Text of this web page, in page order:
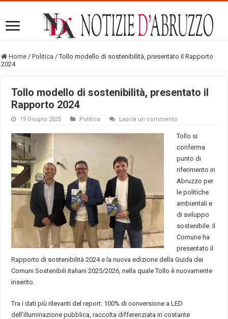
Home / Politica / Tollo modello di sostenibilità, presentato il Rapporto
2024
Tollo modello di sostenibilità, presentato il
Rapporto 2024
19 Giugno 2025 Politica Lascia un commento
Tollo si
conferma
punto di
riferimento in
Abruzzo per
le politiche
ambientali e
di sviluppo
sostenibile. Il
Comune ha
presentato il
Rapporto di sostenibilità 2024 e la nuova edizione della Guida dei
Comuni Sostenibili italiani 2025/2026, nella quale Tollo è nuovamente
inserito.
Tra i dati più rilevanti del report: 100% di conversione a LED
dell’illuminazione pubblica, raccolta differenziata in costante